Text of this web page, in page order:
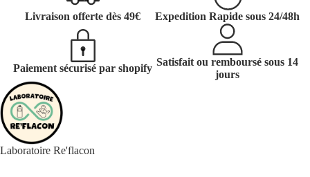
Livraison offerte dès 49€ Expedition Rapide sous 24/48h
Paiement sécurisé par shopify
Satisfait ou remboursé sous 14
jours
Laboratoire Re'flacon